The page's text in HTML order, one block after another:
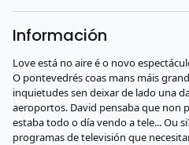
Información
Love está no aire é o novo
O pontevedrés coas mans máis
inquietudes sen deixar de lado una
aeroportos. David pensaba que non
estaba todo o día vendo a tele... Ou
programas de televisión que